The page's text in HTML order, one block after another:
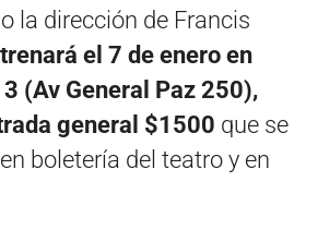
la dirección de Francis
el 7 de enero en
(Av General Paz 250),
general $1500 que se
boletería del teatro y en